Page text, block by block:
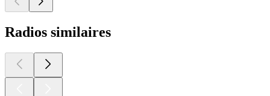
Radios similaires